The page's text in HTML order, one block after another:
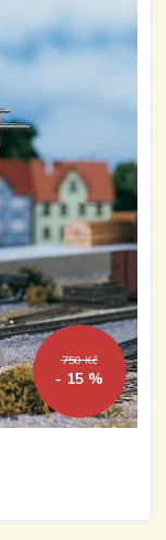
750 Kč
- 15 %